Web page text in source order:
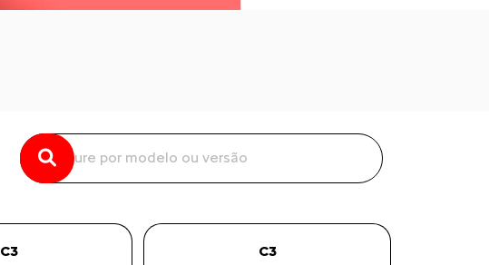
C3
C3